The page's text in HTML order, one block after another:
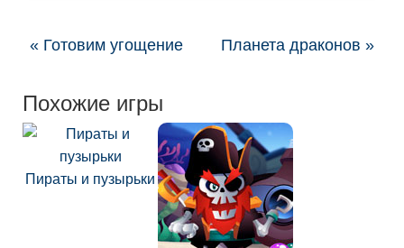
« Готовим угощение Планета драконов »
Похожие игры
Пираты и пузырьки